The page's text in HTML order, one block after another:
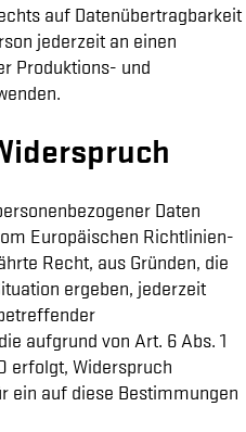
auf Datenübertragbarkeit
jederzeit an einen
Produktions- und
Daten
Europäischen Richtlinien-
Recht, aus Gründen, die
ergeben, jederzeit
aufgrund von Art. 6 Abs. 1
erfolgt, Widerspruch
ein auf diese Bestimmungen